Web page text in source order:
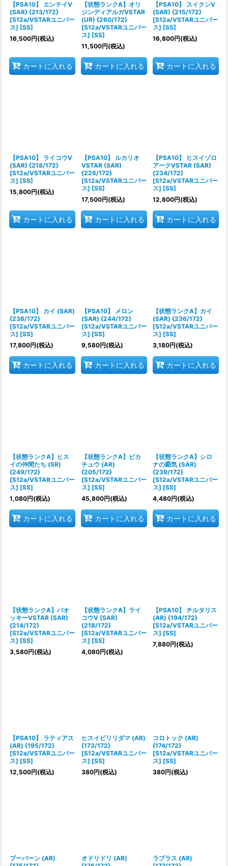
【PSA10】 エンテイV
(SAR) {213/172}
[S12a/VSTARユニバー
ス] [SS]
16,500円(税込)
カートに入れる
【状態ランクA】オリ
ジンディアルガVSTAR
(UR) {260/172}
[S12a/VSTARユニバー
ス] [SS]
11,500円(税込)
カートに入れる
【PSA10】 スイクンV
(SAR) {215/172}
[S12a/VSTARユニバー
ス] [SS]
16,800円(税込)
カートに入れる
【PSA10】 ライコウV
(SAR) {218/172}
[S12a/VSTARユニバー
ス] [SS]
15,800円(税込)
カートに入れる
【PSA10】 ルカリオ
VSTAR (SAR)
{226/172}
[S12a/VSTARユニバー
ス] [SS]
17,500円(税込)
カートに入れる
【PSA10】 ヒスイゾロ
アークVSTAR (SAR)
{234/172}
[S12a/VSTARユニバー
ス] [SS]
12,800円(税込)
カートに入れる
【PSA10】 カイ (SAR)
{236/172}
[S12a/VSTARユニバー
ス] [SS]
17,800円(税込)
カートに入れる
【PSA10】 メロン
(SAR) {244/172}
[S12a/VSTARユニバー
ス] [SS]
9,580円(税込)
カートに入れる
【状態ランクA】カイ
(SAR) {236/172}
[S12a/VSTARユニバー
ス] [SS]
3,180円(税込)
カートに入れる
【状態ランクA】ヒス
イの仲間たち (SR)
{249/172}
[S12a/VSTARユニバー
ス] [SS]
1,080円(税込)
カートに入れる
【状態ランクA】ピカ
チュウ (AR)
{205/172}
[S12a/VSTARユニバー
ス] [SS]
45,800円(税込)
カートに入れる
【状態ランクA】シロ
ナの覇気 (SAR)
{239/172}
[S12a/VSTARユニバー
ス] [SS]
4,480円(税込)
カートに入れる
【状態ランクA】バオ
ッキーVSTAR (SAR)
{214/172}
[S12a/VSTARユニバー
ス] [SS]
3,580円(税込)
【状態ランクA】ライ
コウV (SAR)
{218/172}
[S12a/VSTARユニバー
ス] [SS]
4,080円(税込)
【PSA10】 チルタリス
(AR) {194/172}
[S12a/VSTARユニバー
ス] [SS]
7,880円(税込)
【PSA10】 ラティアス
(AR) {195/172}
[S12a/VSTARユニバー
ス] [SS]
12,500円(税込)
ヒスイビリリダマ (AR)
{173/172}
[S12a/VSTARユニバー
ス] [SS]
380円(税込)
コロトック (AR)
{174/172}
[S12a/VSTARユニバー
ス] [SS]
380円(税込)
ブーバーン (AR)
オドリドリ (AR)
ラプラス (AR)